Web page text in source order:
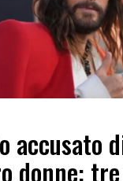
accusato
donne: